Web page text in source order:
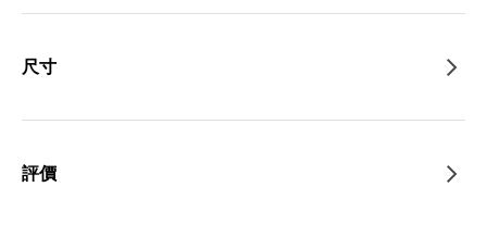
尺寸
評價